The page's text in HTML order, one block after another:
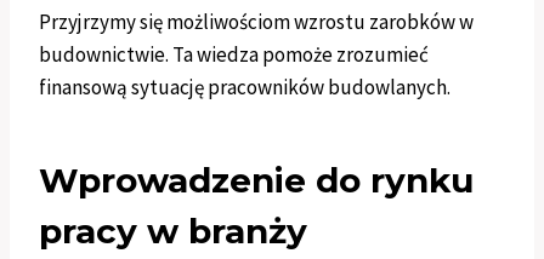
Przyjrzymy się możliwościom wzrostu zarobków w
budownictwie. Ta wiedza pomoże zrozumieć
finansową sytuację pracowników budowlanych.
Wprowadzenie do rynku
pracy w branży